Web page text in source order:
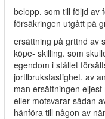
belopp. som till följd av
försäkringen utgått pä
ersättning på grttnd av
köpe- skilling. som
egendom i stället
jortlbruksfastighet. av
man ersättningen
eller motsvarar sådan
hänföra till någon av